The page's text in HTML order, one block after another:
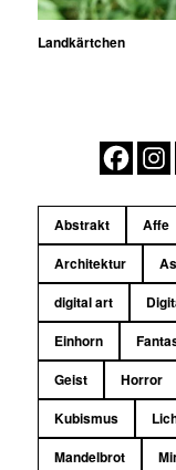
Landkärtchen
Abstrakt Affe
Architektur
digital art
Einhorn
Geist
Horror
Kubismus
Mandelbrot